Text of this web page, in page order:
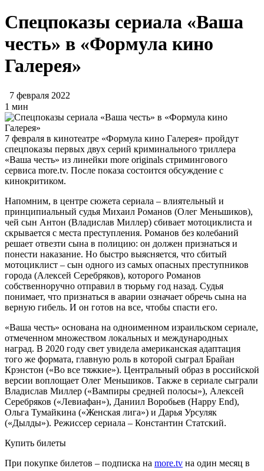
Спецпоказы сериала «‎Ваша
честь» ‎в «Формула кино
Галерея»
7 февраля 2022
1 мин
7 февраля в кинотеатре «Формула кино Галерея» пройдут
спецпоказы первых двух серий криминального триллера
«‎Ваша честь»‎ из линейки more originals стримингового
сервиса more.tv. После показа состоится обсуждение с
кинокритиком.
Напомним, в центре сюжета сериала – влиятельный и
принципиальный судья Михаил Романов (Олег Меньшиков),
чей сын Антон (Владислав Миллер) сбивает мотоциклиста и
скрывается с места преступления. Романов без колебаний
решает отвезти сына в полицию: он должен признаться и
понести наказание. Но быстро выясняется, что сбитый
мотоциклист – сын одного из самых опасных преступников
города (Алексей Серебряков), которого Романов
собственноручно отправил в тюрьму год назад. Судья
понимает, что признаться в аварии означает обречь сына на
верную гибель. И он готов на все, чтобы спасти его.
«Ваша честь» основана на одноименном израильском сериале,
отмеченном множеством локальных и международных
наград. В 2020 году свет увидела американская адаптация
того же формата, главную роль в которой сыграл Брайан
Крэнстон («Во все тяжкие»). Центральный образ в российской
версии воплощает Олег Меньшиков. Также в сериале сыграли
Владислав Миллер («Вампиры средней полосы»), Алексей
Серебряков («‎Левиафан»‎), Даниил Воробьев (Happy End),
Ольга Тумайкина («Женская лига») и Дарья Урсуляк
(«Дылды»). Режиссер сериала – Константин Статский.
Купить билеты
При покупке билетов – подписка на more.tv на один месяц в